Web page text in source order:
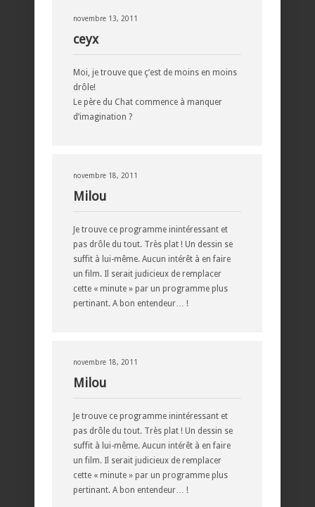
novembre 13, 2011
ceyx
Moi, je trouve que ç’est de moins en moins
drôle!
Le père du Chat commence à manquer
d’imagination ?
novembre 18, 2011
Milou
Je trouve ce programme inintéressant et
pas drôle du tout. Très plat ! Un dessin se
suffit à lui-même. Aucun intérêt à en faire
un film. Il serait judicieux de remplacer
cette « minute » par un programme plus
pertinant. A bon entendeur… !
novembre 18, 2011
Milou
Je trouve ce programme inintéressant et
pas drôle du tout. Très plat ! Un dessin se
suffit à lui-même. Aucun intérêt à en faire
un film. Il serait judicieux de remplacer
cette « minute » par un programme plus
pertinant. A bon entendeur… !